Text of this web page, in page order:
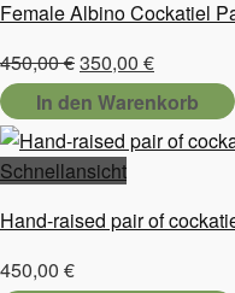
Female Albino Cockatiel
450,00€Ursprünglicher
Preis
war:
450,00 €
350,00 €Aktueller
Preis
ist:
350,00 €.
In den Warenkorb
Schnellansicht
Hand-raised pair of
450,00 €